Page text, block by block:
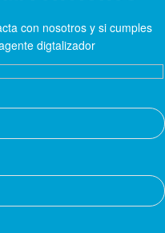
con nosotros y si cumples
digtalizador